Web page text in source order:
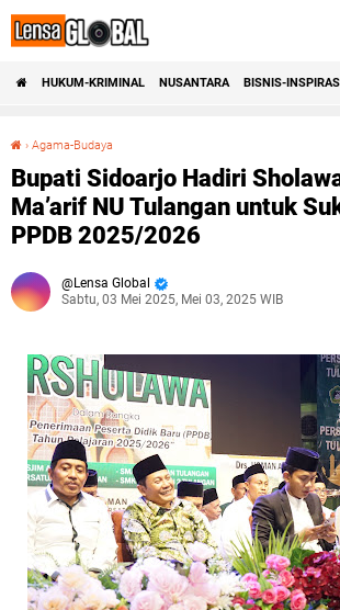
HUKUM-KRIMINAL NUSANTARA BISNIS-
› Agama-Budaya
Bupati Sidoarjo Hadiri
Ma’arif NU Tulangan untuk
PPDB 2025/2026
Lensa Global
Sabtu, 03 Mei 2025, Mei 03, 2025 WIB